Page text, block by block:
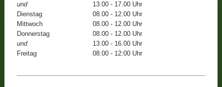
und
13.00 - 17.00 Uhr
Dienstag
08.00 - 12.00 Uhr
Mittwoch
08.00 - 12.00 Uhr
Donnerstag
08.00 - 12.00 Uhr
und
13.00 - 16.00 Uhr
Freitag
08.00 - 12:00 Uhr